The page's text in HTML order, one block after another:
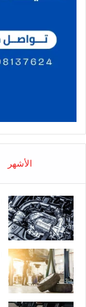
الأشهر